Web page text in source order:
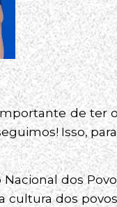
de ter
Isso,
dos
cultura dos